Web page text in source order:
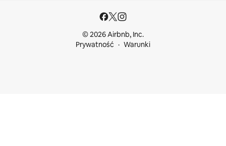
© 2026 Airbnb, Inc.
Prywatność
Warunki